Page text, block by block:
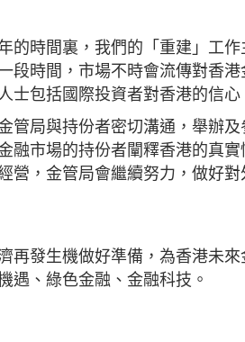
的時間裏，我們的「重建」工
段時間，市場不時會流傳對香
士包括國際投資者對香港的信心
管局與持份者密切溝通，舉辦
融市場的持份者闡釋香港的真
營，金管局會繼續努力，做好
再發生機做好準備，為香港未
遇、綠色金融、金融科技。